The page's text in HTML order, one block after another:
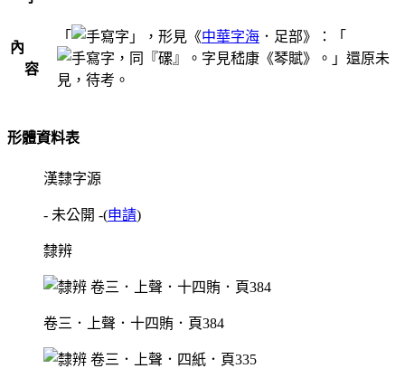
內
容
「 」，形見《中華字海 ．足部》：「
，同『磥』。字見嵇康《琴賦》。」還原未
見，待考。
形體資料表
漢隸字源
- 未公開 -(申請)
隸辨
卷三．上聲．十四賄．頁384